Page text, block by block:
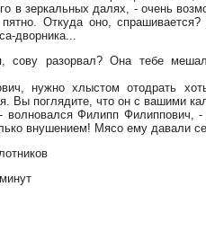
в зеркальных далях, - очень
Откуда оно,
дворника...
сову разорвал? Она тебе
нужно хлыстом отодрать
Вы поглядите, что он с вашими
волновался Филипп Филиппович,
внушением! Мясо ему давали